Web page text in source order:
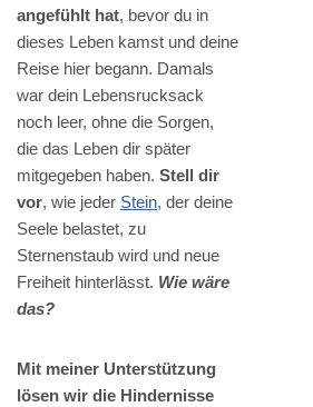
angefühlt hat, bevor du in
dieses Leben kamst und deine
Reise hier begann. Damals
war dein Lebensrucksack
noch leer, ohne die Sorgen,
die das Leben dir später
mitgegeben haben. Stell dir
vor, wie jeder Stein, der deine
Seele belastet, zu
Sternenstaub wird und neue
Freiheit hinterlässt. Wie wäre
das?
Mit meiner Unterstützung
lösen wir die Hindernisse